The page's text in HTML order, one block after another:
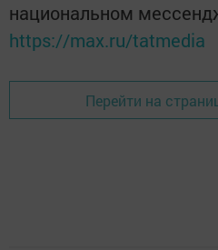
национальном
https://max.ru/tatmedia
Перейти на